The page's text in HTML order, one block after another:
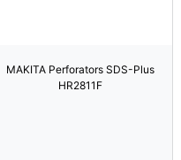
MAKITA Perforators SDS-Plus
HR2811F